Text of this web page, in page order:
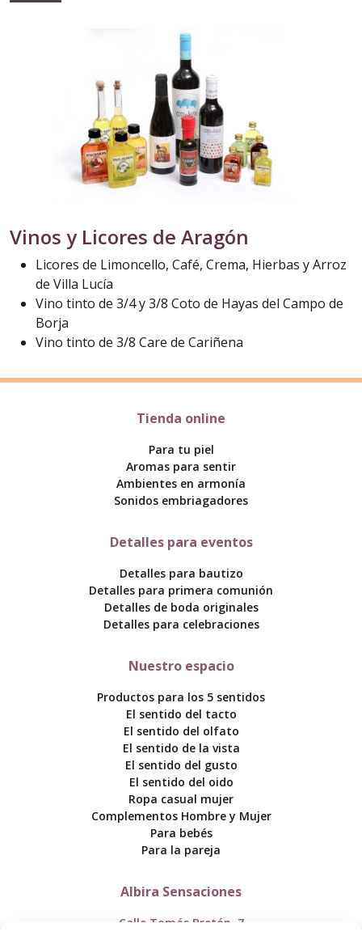
Vinos y Licores de Aragón
Licores de Limoncello, Café, Crema, Hierbas y Arroz
de Villa Lucía
Vino tinto de 3/4 y 3/8 Coto de Hayas del Campo de
Borja
Vino tinto de 3/8 Care de Cariñena
Tienda online
Para tu piel
Aromas para sentir
Ambientes en armonía
Sonidos embriagadores
Detalles para eventos
Detalles para bautizo
Detalles para primera comunión
Detalles de boda originales
Detalles para celebraciones
Nuestro espacio
Productos para los 5 sentidos
El sentido del tacto
El sentido del olfato
El sentido de la vista
El sentido del gusto
El sentido del oido
Ropa casual mujer
Complementos Hombre y Mujer
Para bebés
Para la pareja
Albira Sensaciones
Calle Tomás Bretón, 7